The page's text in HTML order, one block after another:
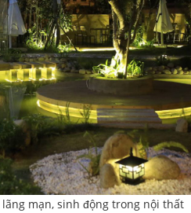
lãng mạn, sinh động trong nội thất